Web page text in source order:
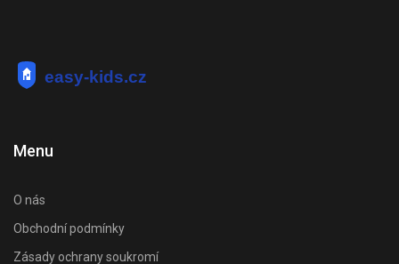
Menu
O nás
Obchodní podmínky
Zásady ochrany soukromí